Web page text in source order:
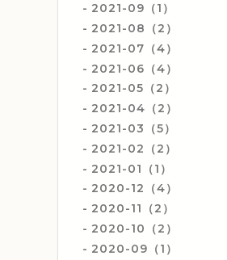
2021-09（1）
2021-08（2）
2021-07（4）
2021-06（4）
2021-05（2）
2021-04（2）
2021-03（5）
2021-02（2）
2021-01（1）
2020-12（4）
2020-11（2）
2020-10（2）
2020-09（1）